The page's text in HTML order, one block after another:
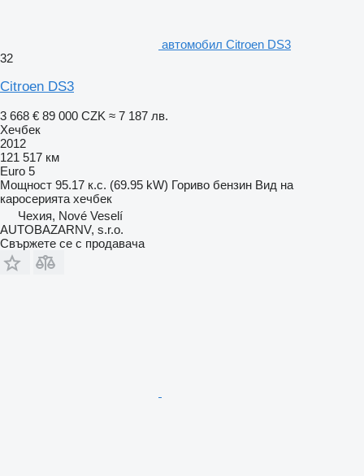
автомобил Citroen DS3
32
Citroen DS3
3 668 € 89 000 CZK ≈ 7 187 лв.
Хечбек
2012
121 517 км
Euro 5
Мощност 95.17 к.с. (69.95 kW) Гориво бензин Вид на
каросерията хечбек
Чехия, Nové Veselí
AUTOBAZARNV, s.r.o.
Свържете се с продавача